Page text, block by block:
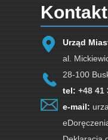
Kontakt
Urząd
al.
28-100
tel: +48 41
e-mail: